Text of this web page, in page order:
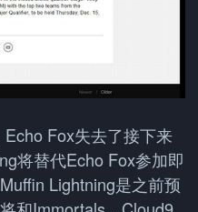
Fox失去了接下来
将替代Echo Fox参加即
Lightning是之前预